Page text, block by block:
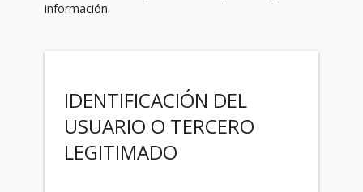
información.
IDENTIFICACIÓN DEL
USUARIO O TERCERO
LEGITIMADO